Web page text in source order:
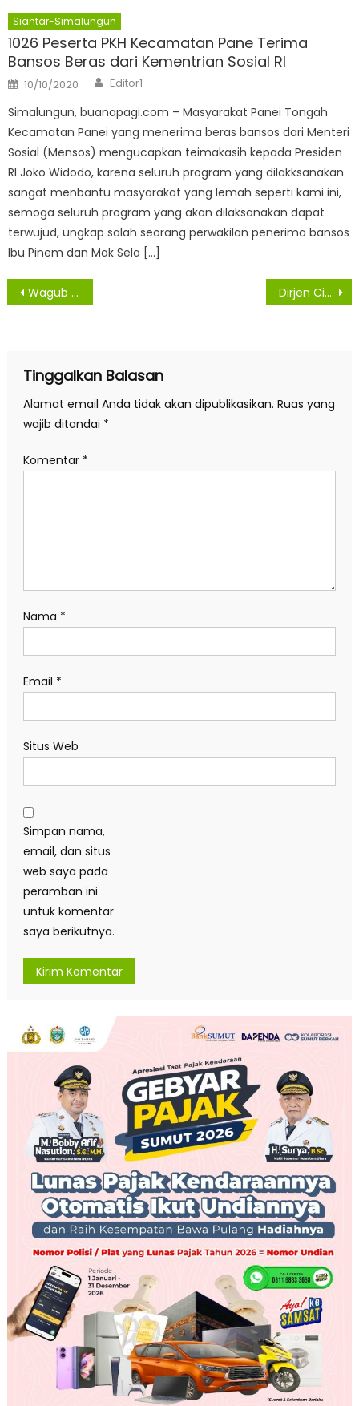
Siantar-Simalungun
1026 Peserta PKH Kecamatan Pane Terima
Bansos Beras dari Kementrian Sosial RI
Posted
on
10/10/2020 Author
Editor1
Simalungun, buanapagi.com – Masyarakat Panei Tongah
Kecamatan Panei yang menerima beras bansos dari Menteri
Sosial (Mensos) mengucapkan teimakasih kepada Presiden
RI Joko Widodo, karena seluruh program yang dilakksanakan
sangat menbantu masyarakat yang lemah seperti kami ini,
semoga seluruh program yang akan dilaksanakan dapat
terwujud, ungkap salah seorang perwakilan penerima bansos
Ibu Pinem dan Mak Sela […]
Navigasi
Wagub Sumut Ajak HIMPAUDI Kerja Sama dengan Pemerintah Dirjen Cipta Kerja Kementerian PUPR Serahkan Aset Kepada Pemkab Asahan
Tinggalkan Balasan
Alamat email Anda tidak akan dipublikasikan. Ruas yang
wajib ditandai *
Komentar *
Nama *
Email *
Situs Web
Simpan nama,
email, dan situs
web saya pada
peramban ini
untuk komentar
saya berikutnya.